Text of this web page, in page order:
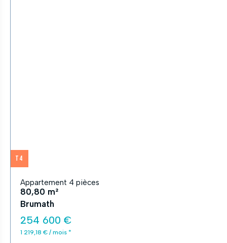
T4
Appartement 4 pièces
80,80 m²
Brumath
254 600 €
1 219,18 € / mois *